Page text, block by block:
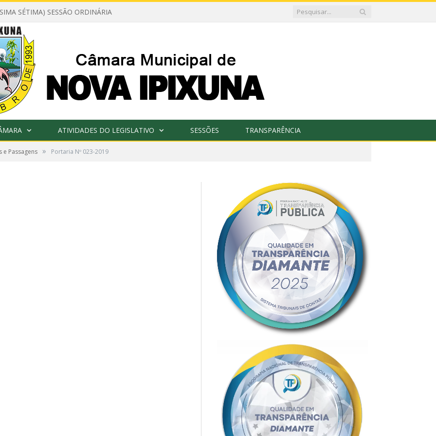
SÉTIMA) SESSÃO ORDINÁRIA
ATIVIDADES DO LEGISLATIVO SESSÕES TRANSPARÊNCIA
e Passagens » Portaria Nº 023-2019